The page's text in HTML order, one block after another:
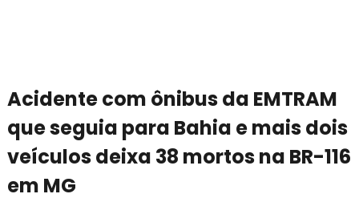
Acidente com ônibus da EMTRAM
que seguia para Bahia e mais dois
veículos deixa 38 mortos na BR-116
em MG